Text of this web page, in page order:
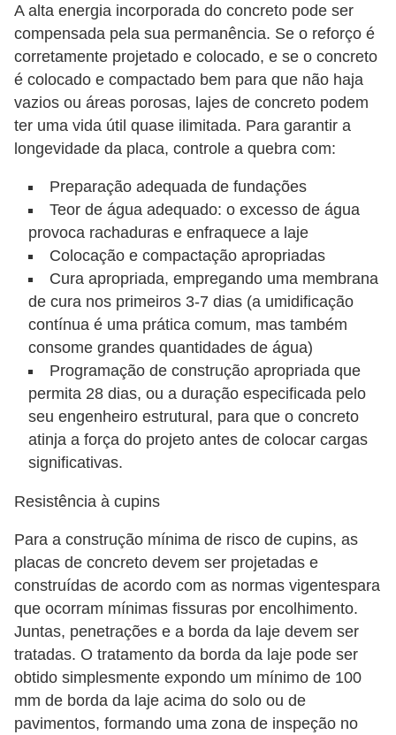
A alta energia incorporada do concreto pode ser
compensada pela sua permanência. Se o reforço é
corretamente projetado e colocado, e se o concreto
é colocado e compactado bem para que não haja
vazios ou áreas porosas, lajes de concreto podem
ter uma vida útil quase ilimitada. Para garantir a
longevidade da placa, controle a quebra com:
Preparação adequada de fundações
Teor de água adequado: o excesso de água
provoca rachaduras e enfraquece a laje
Colocação e compactação apropriadas
Cura apropriada, empregando uma membrana
de cura nos primeiros 3-7 dias (a umidificação
contínua é uma prática comum, mas também
consome grandes quantidades de água)
Programação de construção apropriada que
permita 28 dias, ou a duração especificada pelo
seu engenheiro estrutural, para que o concreto
atinja a força do projeto antes de colocar cargas
significativas.
Resistência à cupins
Para a construção mínima de risco de cupins, as
placas de concreto devem ser projetadas e
construídas de acordo com as normas vigentespara
que ocorram mínimas fissuras por encolhimento.
Juntas, penetrações e a borda da laje devem ser
tratadas. O tratamento da borda da laje pode ser
obtido simplesmente expondo um mínimo de 100
mm de borda da laje acima do solo ou de
pavimentos, formando uma zona de inspeção no